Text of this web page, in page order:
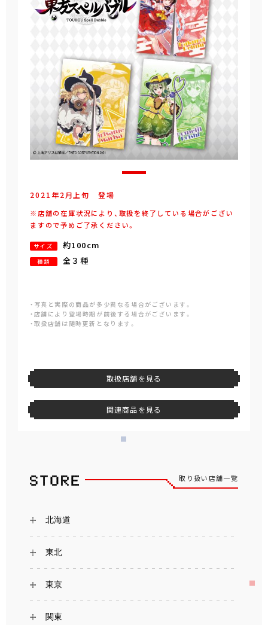
2021年2月 上旬 登場
※店舗の在庫状況により、取扱を終了している場合がござい
ますので予めご了承ください。
サイズ 約100cm
種類 全３種
・写真と実際の商品が多少異なる場合がございます。
・店舗により登場時期が前後する場合がございます。
・取扱店舗は随時更新となります。
取扱店舗を見る
関連商品を見る
取り扱い店舗一覧
北海道
東北
東京
関東